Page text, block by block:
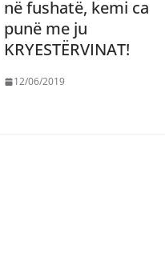
në fushatë, kemi ca
punë me ju
KRYESTËRVINAT!
12/06/2019